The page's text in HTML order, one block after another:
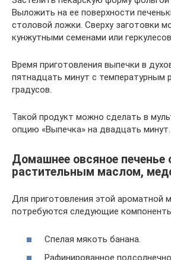
Выложить на ее поверхности
столовой ложки. Сверху заготовки
кунжутными семенами или
Время приготовления выпечки в
пятнадцать минут с температурным
градусов.
Такой продукт можно сделать в
опцию «Выпечка» на двадцать минут.
Домашнее овсяное печенье
растительным маслом,
Для приготовления этой ароматной
потребуются следующие
Спелая мякоть банана.
Рафинированное